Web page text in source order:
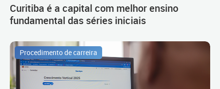
Curitiba é a capital com melhor ensino
fundamental das séries iniciais
Procedimento de carreira